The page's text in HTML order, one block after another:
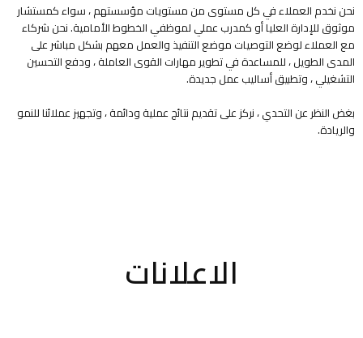
نحن نخدم العملاء في كل مستوى من مستويات مؤسستهم ، سواء كمستشار
موثوق للإدارة العليا أو كمدرب عملي لموظفي الخطوط الأمامية. نحن شركاء
مع العملاء لوضع التوصيات موضع التنفيذ والعمل معهم بشكل مباشر على
المدى الطويل ، للمساعدة في تطوير مهارات القوى العاملة ، ودفع التحسين
التشغيلي ، وتطبيق أساليب عمل جديدة.
بغض النظر عن التحدي ، نركز على تقديم نتائج عملية ودائمة ، وتجهيز عملائنا للنمو
والريادة.
الاعلانات